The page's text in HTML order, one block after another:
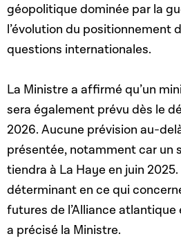
géopolitique dominée par la
l’évolution du positionnement
questions internationales.
La Ministre a affirmé qu’un
sera également prévu dès le
2026. Aucune prévision au-
présentée, notamment car un
tiendra à La Haye en juin
déterminant en ce qui
futures de l’Alliance
a précisé la Ministre.